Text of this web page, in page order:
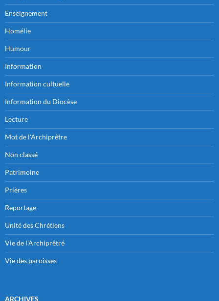
Enseignement
Homélie
Humour
Information
Information cultuelle
Information du Diocèse
Lecture
Mot de l'Archiprêtre
Non classé
Patrimoine
Prières
Reportage
Unité des Chrétiens
Vie de l'Archiprêtré
Vie des paroisses
ARCHIVES